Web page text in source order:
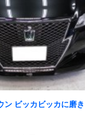
ン ビッカビッカに磨